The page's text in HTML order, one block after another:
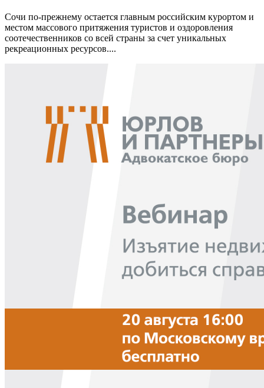
Сочи по-прежнему остается главным российским курортом и
местом массового притяжения туристов и оздоровления
соотечественников со всей страны за счет уникальных
рекреационных ресурсов....